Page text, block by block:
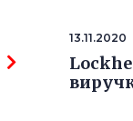
13.11.2020